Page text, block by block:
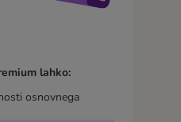
lahko:
osnovnega